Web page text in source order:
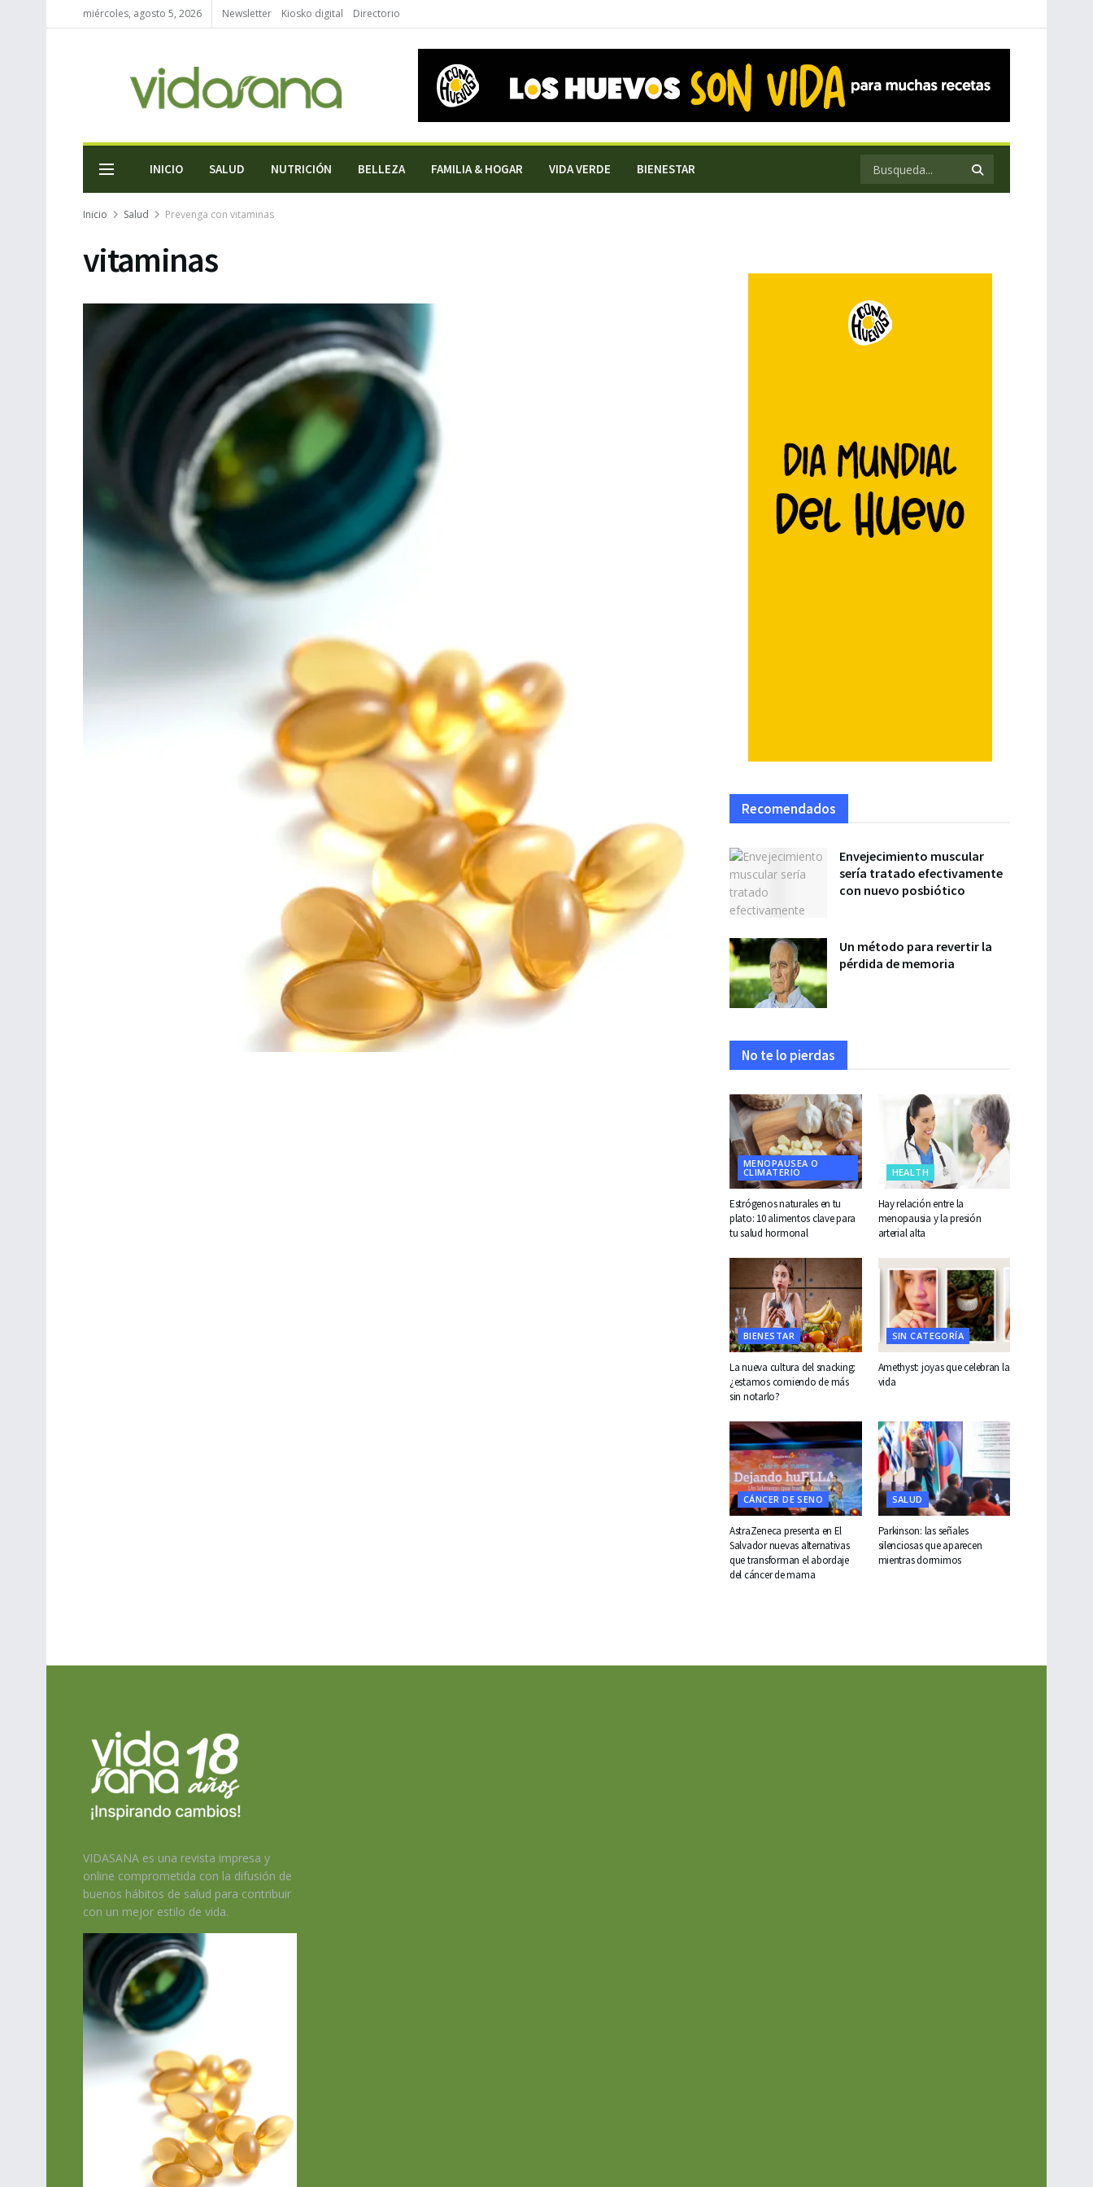
miércoles, agosto 5, 2026 Newsletter Kiosko digital Directorio
INICIO SALUD NUTRICIÓN BELLEZA FAMILIA & HOGAR VIDA VERDE BIENESTAR
Inicio Salud Prevenga con vitaminas
vitaminas
Recomendados
Envejecimiento muscular
sería tratado efectivamente
con nuevo posbiótico
Un método para revertir la
pérdida de memoria
No te lo pierdas
MENOPAUSEA O
CLIMATERIO
Estrógenos naturales en tu
plato: 10 alimentos clave para
tu salud hormonal
HEALTH
Hay relación entre la
menopausia y la presión
arterial alta
BIENESTAR
La nueva cultura del snacking:
¿estamos comiendo de más
sin notarlo?
SIN CATEGORÍA
Amethyst: joyas que celebran la
vida
CÁNCER DE SENO
AstraZeneca presenta en El
Salvador nuevas alternativas
que transforman el abordaje
del cáncer de mama
SALUD
Parkinson: las señales
silenciosas que aparecen
mientras dormimos
VIDASANA es una revista impresa y
online comprometida con la difusión de
buenos hábitos de salud para contribuir
con un mejor estilo de vida.